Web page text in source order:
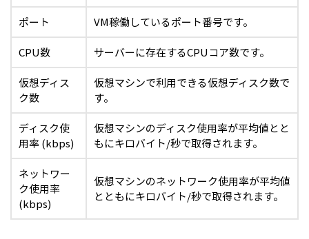
ポート
VM稼働しているポート番号です。
CPU数
サーバーに存在するCPUコア数です。
仮想ディス
ク数
仮想マシンで利用できる仮想ディスク数で
す。
ディスク使
用率 (kbps)
仮想マシンのディスク使用率が平均値とと
もにキロバイト/秒で取得されます。
ネットワー
ク使用率
(kbps)
仮想マシンのネットワーク使用率が平均値
とともにキロバイト/秒で取得されます。